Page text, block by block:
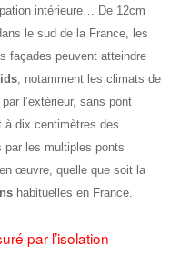
intérieure… De 12cm
le sud de la France, les
façades peuvent atteindre
, notamment les climats de
par l’extérieur, sans pont
à dix centimètres des
par les multiples ponts
œuvre, quelle que soit la
habituelles en France.
par l’isolation